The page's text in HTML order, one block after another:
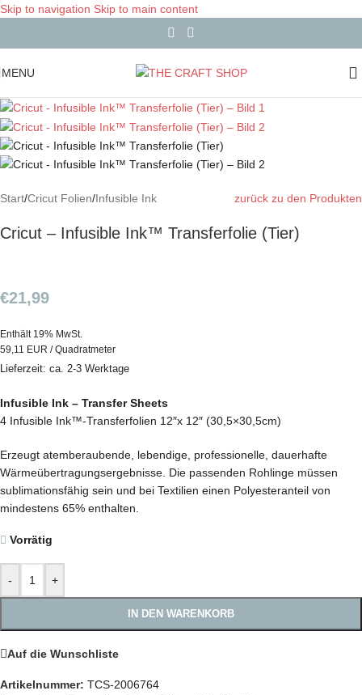
Skip to navigation Skip to main content
MENU
Start/Cricut Folien/Infusible Ink zurück zu den Produkten
Cricut – Infusible Ink™ Transferfolie (Tier)
€21,99
Enthält 19% MwSt.
59,11 EUR / Quadratmeter
Lieferzeit: ca. 2-3 Werktage
Infusible Ink – Transfer Sheets
4 Infusible Ink™-Transferfolien 12″x 12″ (30,5×30,5cm)
Erzeugt atemberaubende, lebendige, professionelle, dauerhafte
Wärmeübertragungsergebnisse. Die passenden Rohlinge müssen
sublimationsfähig sein und bei Textilien einen Polyesteranteil von
mindestens 65% enthalten.
Vorrätig
- +
IN DEN WARENKORB
Auf die Wunschliste
Artikelnummer: TCS-2006764